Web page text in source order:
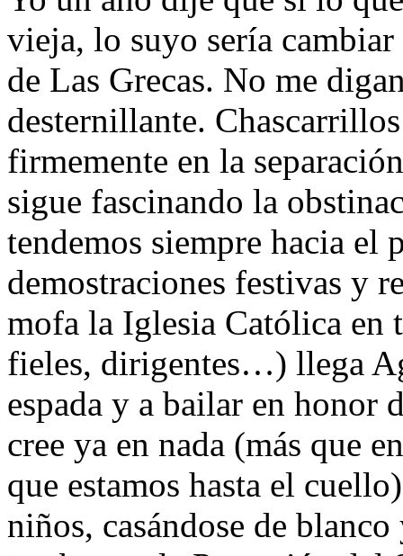
vieja, lo suyo sería
de Las Grecas. No me
desternillante.
firmemente en la
sigue fascinando la
tendemos siempre hacia el
demostraciones festivas y
mofa la Iglesia Católica en
fieles, dirigentes…) llega
espada y a bailar en honor
cree ya en nada (más que
que estamos hasta el
niños, casándose de